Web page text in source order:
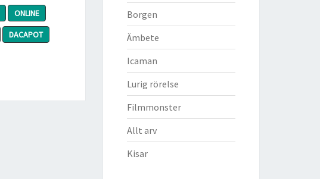
ONLINE
DACAPOT
Borgen
Ämbete
Icaman
Lurig rörelse
Filmmonster
Allt arv
Kisar